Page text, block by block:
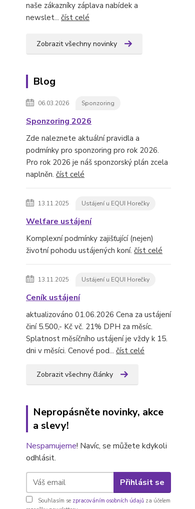
naše zákazníky záplava nabídek a
newslet... číst celé
Zobrazit všechny novinky
Blog
06.03.2026 Sponzoring
Sponzoring 2026
Zde naleznete aktuální pravidla a
podmínky pro sponzoring pro rok 2026.
Pro rok 2026 je náš sponzorský plán zcela
naplněn. číst celé
13.11.2025 Ustájení u EQUI Horečky
Welfare ustájení
Komplexní podmínky zajišťující (nejen)
životní pohodu ustájených koní. číst celé
13.11.2025 Ustájení u EQUI Horečky
Ceník ustájení
aktualizováno 01.06.2026 Cena za ustájení
činí 5.500,- Kč vč. 21% DPH za měsíc.
Splatnost měsíčního ustájení je vždy k 15.
dni v měsíci. Cenové pod... číst celé
Zobrazit všechny články
Nepropásněte novinky, akce
a slevy!
Nespamujeme! Navíc, se můžete kdykoli
odhlásit.
Přihlásit se
Souhlasím se zpracováním osobních údajů za účelem